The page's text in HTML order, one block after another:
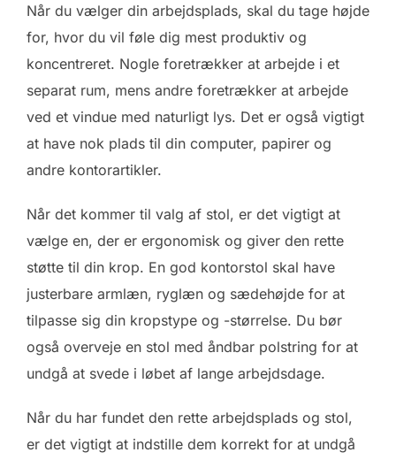
Når du vælger din arbejdsplads, skal du tage højde
for, hvor du vil føle dig mest produktiv og
koncentreret. Nogle foretrækker at arbejde i et
separat rum, mens andre foretrækker at arbejde
ved et vindue med naturligt lys. Det er også vigtigt
at have nok plads til din computer, papirer og
andre kontorartikler.
Når det kommer til valg af stol, er det vigtigt at
vælge en, der er ergonomisk og giver den rette
støtte til din krop. En god kontorstol skal have
justerbare armlæn, ryglæn og sædehøjde for at
tilpasse sig din kropstype og -størrelse. Du bør
også overveje en stol med åndbar polstring for at
undgå at svede i løbet af lange arbejdsdage.
Når du har fundet den rette arbejdsplads og stol,
er det vigtigt at indstille dem korrekt for at undgå